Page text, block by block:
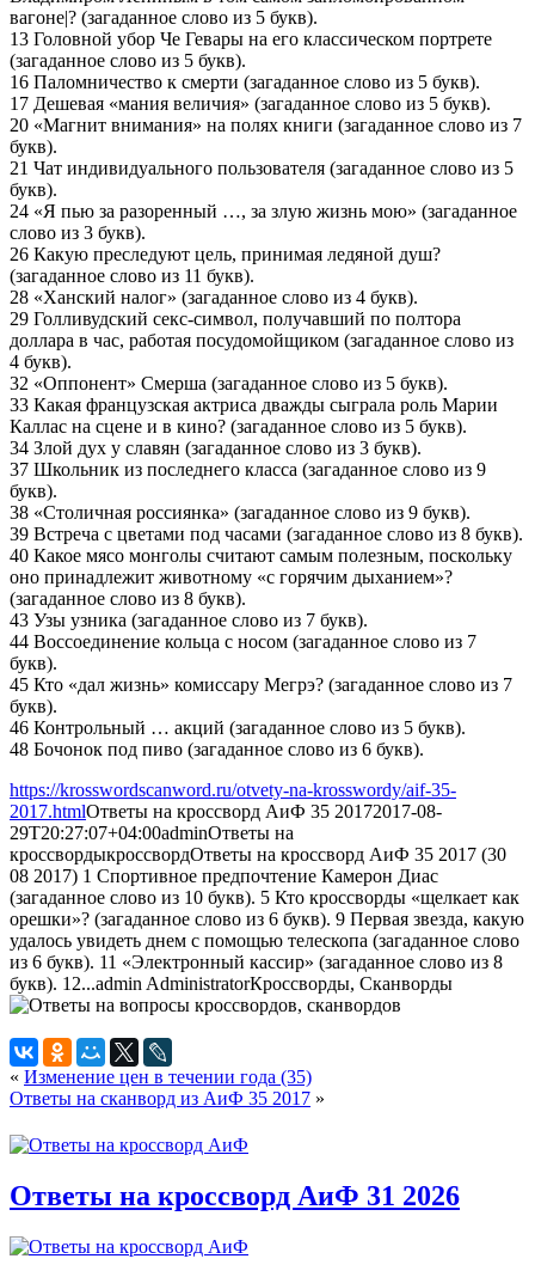
вагоне|? (загаданное слово из 5 букв).
13 Головной убор Че Гевары на его классическом портрете
(загаданное слово из 5 букв).
16 Паломничество к смерти (загаданное слово из 5 букв).
17 Дешевая «мания величия» (загаданное слово из 5 букв).
20 «Магнит внимания» на полях книги (загаданное слово из 7
букв).
21 Чат индивидуального пользователя (загаданное слово из 5
букв).
24 «Я пью за разоренный …, за злую жизнь мою» (загаданное
слово из 3 букв).
26 Какую преследуют цель, принимая ледяной душ?
(загаданное слово из 11 букв).
28 «Ханский налог» (загаданное слово из 4 букв).
29 Голливудский секс-символ, получавший по полтора
доллара в час, работая посудомойщиком (загаданное слово из
4 букв).
32 «Оппонент» Смерша (загаданное слово из 5 букв).
33 Какая французская актриса дважды сыграла роль Марии
Каллас на сцене и в кино? (загаданное слово из 5 букв).
34 Злой дух у славян (загаданное слово из 3 букв).
37 Школьник из последнего класса (загаданное слово из 9
букв).
38 «Столичная россиянка» (загаданное слово из 9 букв).
39 Встреча с цветами под часами (загаданное слово из 8 букв).
40 Какое мясо монголы считают самым полезным, поскольку
оно принадлежит животному «с горячим дыханием»?
(загаданное слово из 8 букв).
43 Узы узника (загаданное слово из 7 букв).
44 Воссоединение кольца с носом (загаданное слово из 7
букв).
45 Кто «дал жизнь» комиссару Мегрэ? (загаданное слово из 7
букв).
46 Контрольный … акций (загаданное слово из 5 букв).
48 Бочонок под пиво (загаданное слово из 6 букв).
https://krosswordscanword.ru/otvety-na-krosswordy/aif-35-
2017.htmlОтветы на кроссворд АиФ 35 20172017-08-
29T20:27:07+04:00adminОтветы на
кроссвордыкроссвордОтветы на кроссворд АиФ 35 2017 (30
08 2017) 1 Спортивное предпочтение Камерон Диас
(загаданное слово из 10 букв). 5 Кто кроссворды «щелкает как
орешки»? (загаданное слово из 6 букв). 9 Первая звезда, какую
удалось увидеть днем с помощью телескопа (загаданное слово
из 6 букв). 11 «Электронный кассир» (загаданное слово из 8
букв). 12...admin AdministratorКроссворды, Сканворды
« Изменение цен в течении года (35)
Ответы на сканворд из АиФ 35 2017 »
Ответы на кроссворд АиФ 31 2026